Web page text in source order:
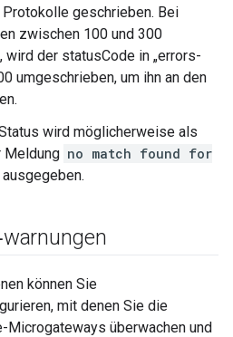
Protokolle geschrieben. Bei
zwischen 100 und 300
wird der statusCode in „errors-
umgeschrieben, um ihn an den
wird möglicherweise als
Meldung no match found for
ausgegeben.
können Sie
mit denen Sie die
Microgateways überwachen und